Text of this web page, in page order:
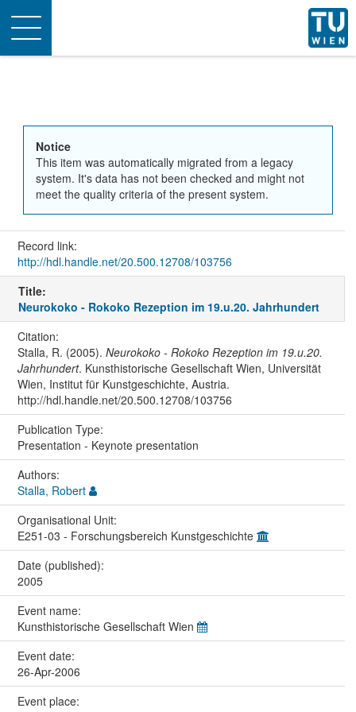
Toggle
navigation
Notice
This item was automatically migrated from a legacy
system. It's data has not been checked and might not
meet the quality criteria of the present system.
Record link:
http://hdl.handle.net/20.500.12708/103756
Title:
Neurokoko - Rokoko Rezeption im 19.u.20. Jahrhundert
Citation:
Stalla, R. (2005). Neurokoko - Rokoko Rezeption im 19.u.20.
Jahrhundert. Kunsthistorische Gesellschaft Wien, Universität
Wien, Institut für Kunstgeschichte, Austria.
http://hdl.handle.net/20.500.12708/103756
Publication Type:
Presentation - Keynote presentation
Authors:
Stalla, Robert
Organisational Unit:
E251-03 - Forschungsbereich Kunstgeschichte
Date (published):
2005
Event name:
Kunsthistorische Gesellschaft Wien
Event date:
26-Apr-2006
Event place: